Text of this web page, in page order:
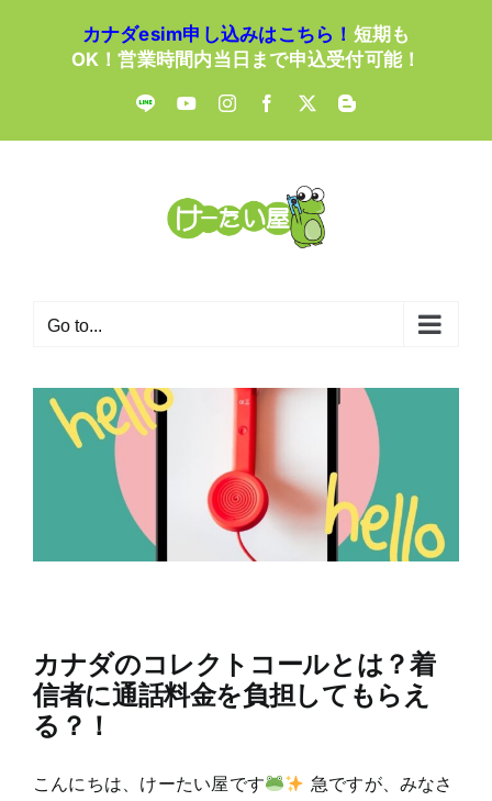
カナダesim申し込みはこちら！ 短期も
OK！営業時間内当日まで申込受付可能！
LINE YouTubeInstagramFacebook
X Blogger
Go to...
カナダのコレクトコールとは？着
信者に通話料金を負担してもらえ
る？！
こんにちは、けーたい屋です
急ですが、みなさ